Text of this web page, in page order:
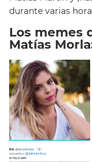
durante varias
Los memes
Matías